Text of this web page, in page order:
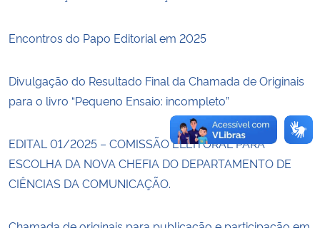
Encontros do Papo Editorial em 2025
Divulgação do Resultado Final da Chamada de Originais
para o livro “Pequeno Ensaio: incompleto”
EDITAL 01/2025 – COMISSÃO ELEITORAL PARA
ESCOLHA DA NOVA CHEFIA DO DEPARTAMENTO DE
CIÊNCIAS DA COMUNICAÇÃO.